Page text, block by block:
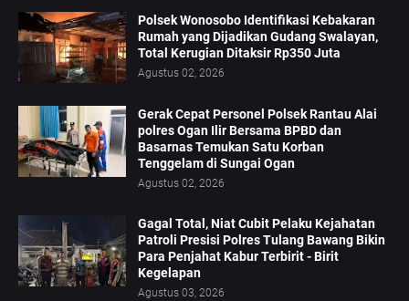
Polsek Wonosobo Identifikasi Kebakaran
Rumah yang Dijadikan Gudang Swalayan,
Total Kerugian Ditaksir Rp350 Juta
Agustus 02, 2026
Gerak Cepat Personel Polsek Rantau Alai
polres Ogan Ilir Bersama BPBD dan
Basarnas Temukan Satu Korban
Tenggelam di Sungai Ogan
Agustus 02, 2026
Gagal Total, Niat Cubit Pelaku Kejahatan
Patroli Presisi Polres Tulang Bawang Bikin
Para Penjahat Kabur Terbirit - Birit
Kegelapan
Agustus 03, 2026